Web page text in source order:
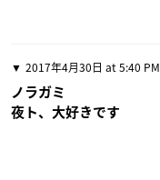
2017年4月30日 at 5:40 PM
ノラガミ
夜ト、大好きです